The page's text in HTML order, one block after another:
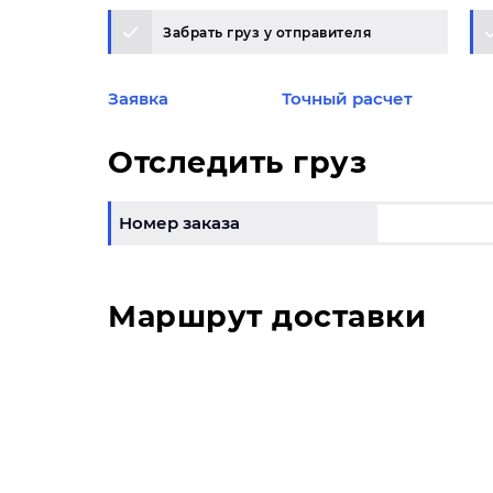
Забрать груз у отправителя
Заявка Точный расчет
Отследить груз
Номер заказа
Маршрут доставки